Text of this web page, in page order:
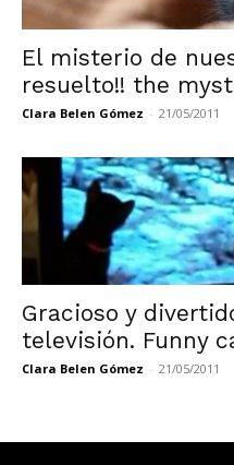
El misterio de
resuelto!! the
Clara Belen Gómez - 21/05/2011
Gracioso y
televisión. Funny
Clara Belen Gómez - 21/05/2011